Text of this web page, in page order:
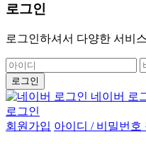
로그인
로그인하셔서 다양한 서비
네이버 로
로그인
회원가입 아이디 / 비밀번호